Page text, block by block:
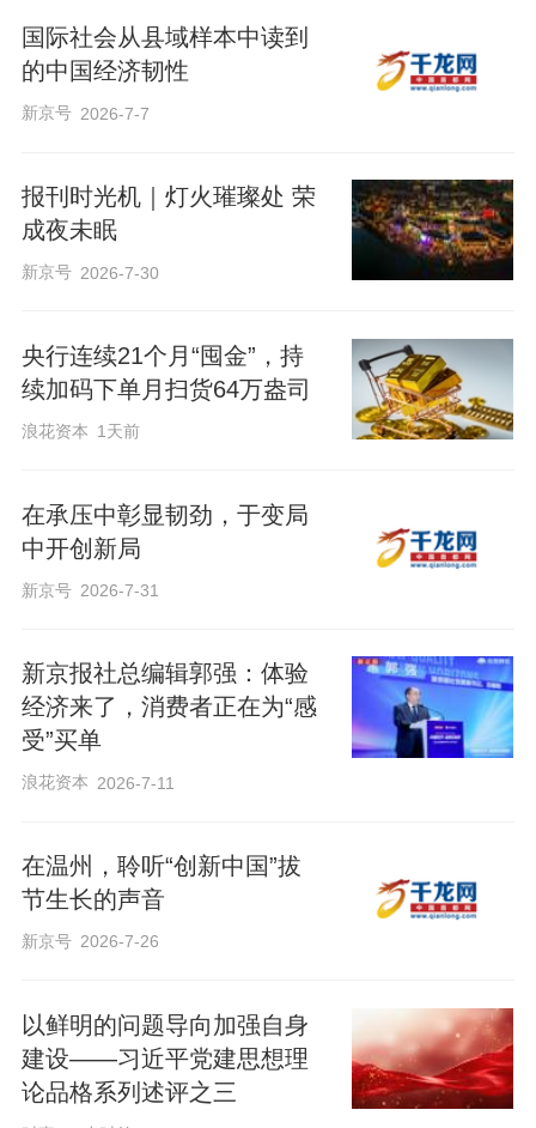
国际社会从县域样本中读到
的中国经济韧性
新京号 2026-7-7
报刊时光机｜灯火璀璨处 荣
成夜未眠
新京号 2026-7-30
央行连续21个月“囤金”，持
续加码下单月扫货64万盎司
浪花资本 1天前
在承压中彰显韧劲，于变局
中开创新局
新京号 2026-7-31
新京报社总编辑郭强：体验
经济来了，消费者正在为“感
受”买单
浪花资本 2026-7-11
在温州，聆听“创新中国”拔
节生长的声音
新京号 2026-7-26
以鲜明的问题导向加强自身
建设——习近平党建思想理
论品格系列述评之三